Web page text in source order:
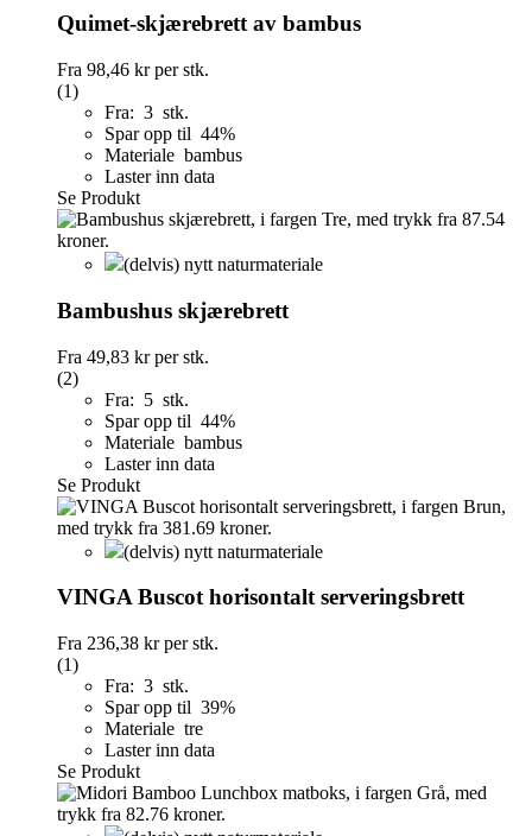
Quimet-skjærebrett av bambus
Fra 98,46 krper stk.
(1)
Fra: 3 stk.
Spar opp til 44%
Materiale bambus
Laster inn data
Se Produkt
(delvis) nytt naturmateriale
Bambushus skjærebrett
Fra 49,83 krper stk.
(2)
Fra: 5 stk.
Spar opp til 44%
Materiale bambus
Laster inn data
Se Produkt
(delvis) nytt naturmateriale
VINGA Buscot horisontalt serveringsbrett
Fra 236,38 krper stk.
(1)
Fra: 3 stk.
Spar opp til 39%
Materiale tre
Laster inn data
Se Produkt